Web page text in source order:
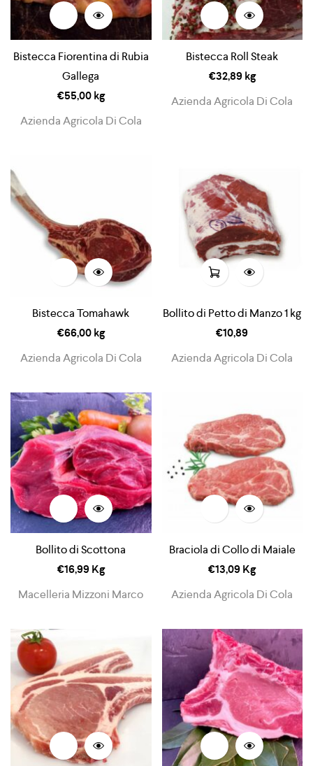
Bistecca Fiorentina di Rubia
Gallega
€55,00kg
Azienda Agricola Di Cola
Bistecca Roll Steak
€32,89 kg
Azienda Agricola Di Cola
Bistecca Tomahawk
€66,00kg
Azienda Agricola Di Cola
Bollito di Petto di Manzo 1 kg
€10,89
Azienda Agricola Di Cola
Bollito di Scottona
€16,99 Kg
Macelleria Mizzoni Marco
Braciola di Collo di Maiale
€13,09 Kg
Azienda Agricola Di Cola